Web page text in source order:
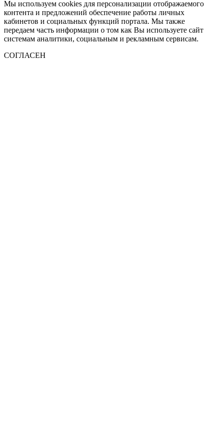
Мы используем cookies для персонализации отображаемого
контента и предложений обеспечение работы личных
кабинетов и социальных функций портала. Мы также
передаем часть информации о том как Вы используете сайт
системам аналитики, социальным и рекламным сервисам.
СОГЛАСЕН